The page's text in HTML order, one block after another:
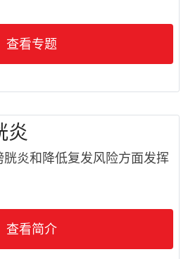
查看专题
炎
炎和降低复发风险方面发挥
查看简介